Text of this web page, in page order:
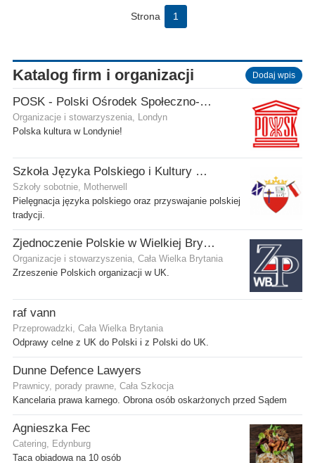
Strona 1
Katalog firm i organizacji Dodaj wpis
POSK - Polski Ośrodek Społeczno-Kulturalny
Organizacje i stowarzyszenia, Londyn
Polska kultura w Londynie!
Szkoła Języka Polskiego i Kultury w Motherwell
Szkoły sobotnie, Motherwell
Pielęgnacja języka polskiego oraz przyswajanie polskiej
tradycji.
Zjednoczenie Polskie w Wielkiej Brytanii
Organizacje i stowarzyszenia, Cała Wielka Brytania
Zrzeszenie Polskich organizacji w UK.
raf vann
Przeprowadzki, Cała Wielka Brytania
Odprawy celne z UK do Polski i z Polski do UK.
Dunne Defence Lawyers
Prawnicy, porady prawne, Cała Szkocja
Kancelaria prawa karnego. Obrona osób oskarżonych przed Sądem
Agnieszka Fec
Catering, Edynburg
Taca obiadowa na 10 osób